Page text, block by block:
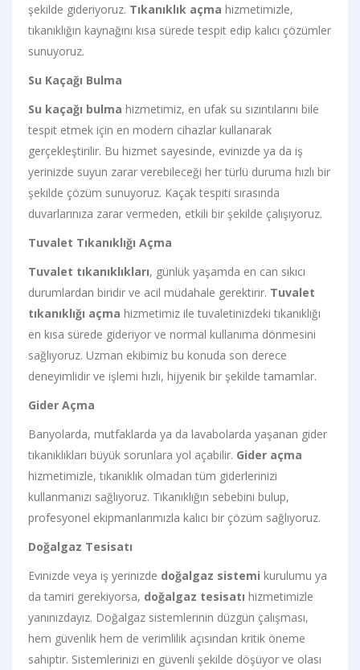
şekilde gideriyoruz. Tıkanıklık açma hizmetimizle,
tıkanıklığın kaynağını kısa sürede tespit edip kalıcı çözümler
sunuyoruz.
Su Kaçağı Bulma
Su kaçağı bulma hizmetimiz, en ufak su sızıntılarını bile
tespit etmek için en modern cihazlar kullanarak
gerçekleştirilir. Bu hizmet sayesinde, evinizde ya da iş
yerinizde suyun zarar verebileceği her türlü duruma hızlı bir
şekilde çözüm sunuyoruz. Kaçak tespiti sırasında
duvarlarınıza zarar vermeden, etkili bir şekilde çalışıyoruz.
Tuvalet Tıkanıklığı Açma
Tuvalet tıkanıklıkları, günlük yaşamda en can sıkıcı
durumlardan biridir ve acil müdahale gerektirir. Tuvalet
tıkanıklığı açma hizmetimiz ile tuvaletinizdeki tıkanıklığı
en kısa sürede gideriyor ve normal kullanıma dönmesini
sağlıyoruz. Uzman ekibimiz bu konuda son derece
deneyimlidir ve işlemi hızlı, hijyenik bir şekilde tamamlar.
Gider Açma
Banyolarda, mutfaklarda ya da lavabolarda yaşanan gider
tıkanıklıkları büyük sorunlara yol açabilir. Gider açma
hizmetimizle, tıkanıklık olmadan tüm giderlerinizi
kullanmanızı sağlıyoruz. Tıkanıklığın sebebini bulup,
profesyonel ekipmanlarımızla kalıcı bir çözüm sağlıyoruz.
Doğalgaz Tesisatı
Evinizde veya iş yerinizde doğalgaz sistemi kurulumu ya
da tamiri gerekiyorsa, doğalgaz tesisatı hizmetimizle
yanınızdayız. Doğalgaz sistemlerinin düzgün çalışması,
hem güvenlik hem de verimlilik açısından kritik öneme
sahiptir. Sistemlerinizi en güvenli şekilde döşüyor ve olası